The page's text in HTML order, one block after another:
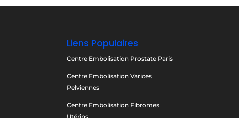
Liens Populaires
Centre Embolisation Prostate Paris
Centre Embolisation Varices
Pelviennes
Centre Embolisation Fibromes
Utérins